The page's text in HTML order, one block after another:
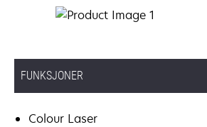
FUNKSJONER
Colour Laser